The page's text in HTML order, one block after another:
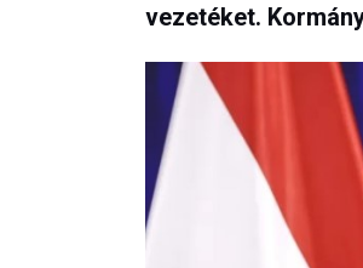
vezetéket.